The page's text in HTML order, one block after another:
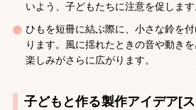
いよう、子どもたちに注意を促します
ひもを短冊に結ぶ際に、小さな鈴を
ります。風に揺れたときの音や動き
楽しみがさらに広がります。
子どもと作る製作アイデア[